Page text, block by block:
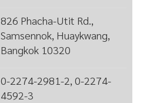
826 Phacha-Utit Rd.,
Samsennok, Huaykwang,
Bangkok 10320
0-2274-2981-2, 0-2274-
4592-3